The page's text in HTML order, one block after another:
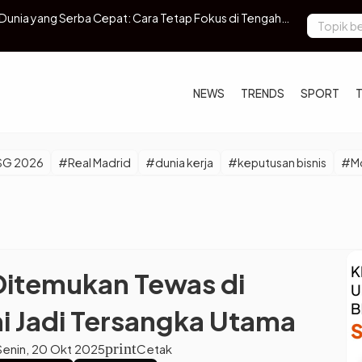
Segera Dibuka, Waktu Tempuh Hanya 3 Jam via
EORMC
NEWS TRENDS SPORT
2026 #Real Madrid #dunia kerja #keputusan bisnis
Tewas di
Jadi Tersangka Utama
20 Okt 2025printCetak